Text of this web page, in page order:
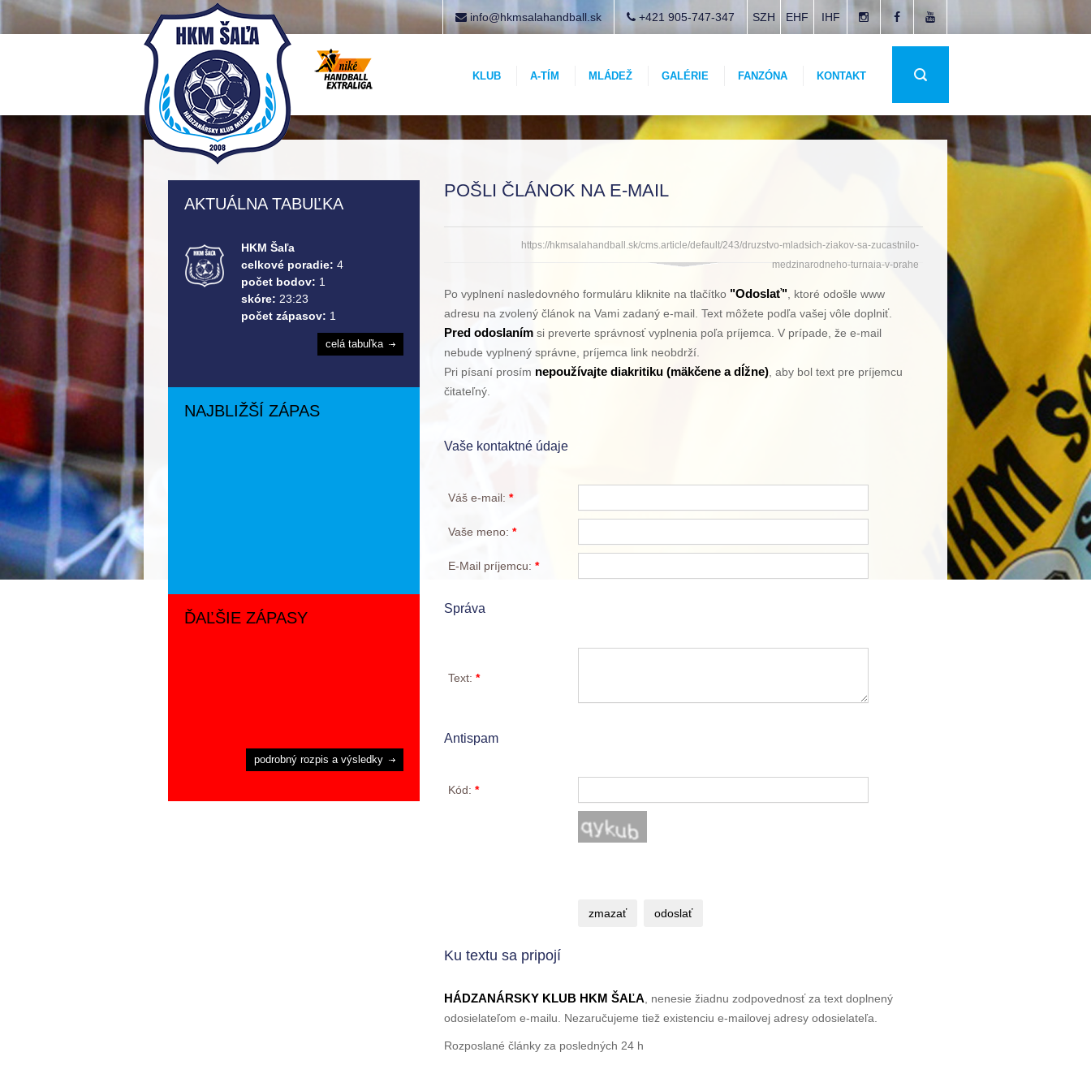
SZH EHF IHF
info@hkmsalahandball.sk +421 905-747-347
KLUB A-TÍM MLÁDEŽ GALÉRIE FANZÓNA KONTAKT
POŠLI ČLÁNOK NA E-MAIL
https://hkmsalahandball.sk/cms.article/default/243/druzstvo-mladsich-ziakov-sa-zucastnilo-
medzinarodneho-turnaja-v-prahe
Po vyplnení nasledovného formuláru kliknite na tlačítko "Odoslať" , ktoré odošle www
adresu na zvolený článok na Vami zadaný e-mail. Text môžete podľa vašej vôle doplniť.
Pred odoslaním si preverte správnosť vyplnenia poľa príjemca. V prípade, že e-mail
nebude vyplnený správne, príjemca link neobdrží.
Pri písaní prosím nepoužívajte diakritiku (mäkčene a dĺžne) , aby bol text pre príjemcu
čitateľný.
Vaše kontaktné údaje
Váš e-mail: *
Vaše meno: *
E-Mail príjemcu: *
Správa
Text: *
Antispam
Kód: *
Ku textu sa pripojí
HÁDZANÁRSKY KLUB HKM ŠAĽA , nenesie žiadnu zodpovednosť za text doplnený
odosielateľom e-mailu. Nezaručujeme tiež existenciu e-mailovej adresy odosielateľa.
Rozposlané články za posledných 24 h
AKTUÁLNA TABUĽKA
HKM Šaľa
celkové poradie: 4
počet bodov: 1
skóre: 23:23
počet zápasov: 1
celá tabuľka
NAJBLIŽŠÍ ZÁPAS
ĎAĽŠIE ZÁPASY
podrobný rozpis a výsledky